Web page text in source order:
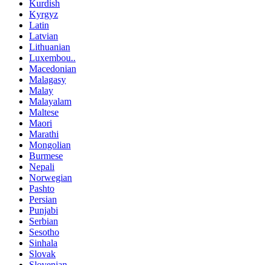
Kurdish
Kyrgyz
Latin
Latvian
Lithuanian
Luxembou..
Macedonian
Malagasy
Malay
Malayalam
Maltese
Maori
Marathi
Mongolian
Burmese
Nepali
Norwegian
Pashto
Persian
Punjabi
Serbian
Sesotho
Sinhala
Slovak